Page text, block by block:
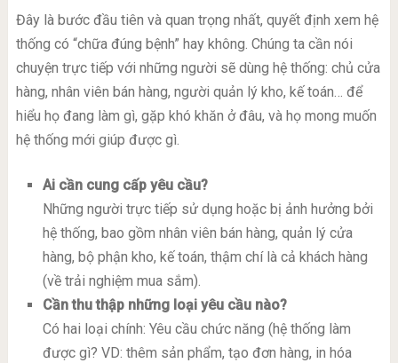
Đây là bước đầu tiên và quan trọng nhất, quyết định xem hệ
thống có “chữa đúng bệnh” hay không. Chúng ta cần nói
chuyện trực tiếp với những người sẽ dùng hệ thống: chủ cửa
hàng, nhân viên bán hàng, người quản lý kho, kế toán… để
hiểu họ đang làm gì, gặp khó khăn ở đâu, và họ mong muốn
hệ thống mới giúp được gì.
Ai cần cung cấp yêu cầu?
Những người trực tiếp sử dụng hoặc bị ảnh hưởng bởi
hệ thống, bao gồm nhân viên bán hàng, quản lý cửa
hàng, bộ phận kho, kế toán, thậm chí là cả khách hàng
(về trải nghiệm mua sắm).
Cần thu thập những loại yêu cầu nào?
Có hai loại chính: Yêu cầu chức năng (hệ thống làm
được gì? VD: thêm sản phẩm, tạo đơn hàng, in hóa